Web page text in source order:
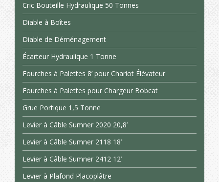
Cric Bouteille Hydraulique 50 Tonnes
Diable à Boîtes
Diable de Déménagement
Écarteur Hydraulique 1 Tonne
Fourches à Palettes 8’ pour Chariot Élévateur
Fourches à Palettes pour Chargeur Bobcat
Grue Portique 1,5 Tonne
Levier à Câble Sumner 2020 20,8’
Levier à Câble Sumner 2118 18’
Levier à Câble Sumner 2412 12’
Levier à Plafond Placoplâtre